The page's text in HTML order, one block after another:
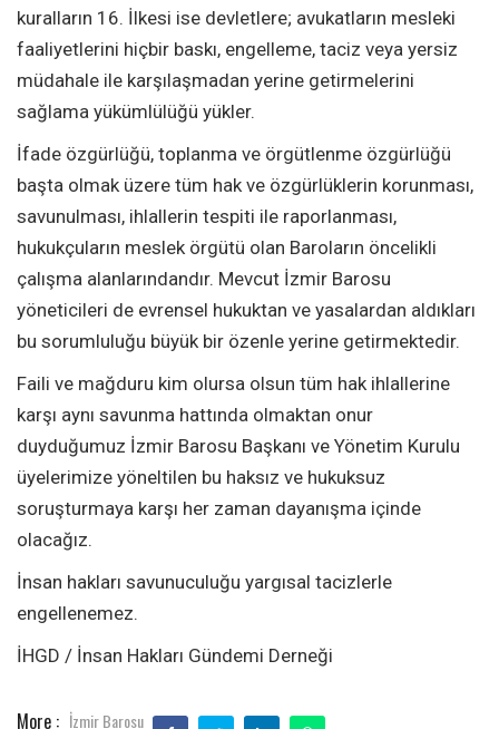
kuralların 16. İlkesi ise devletlere; avukatların mesleki
faaliyetlerini hiçbir baskı, engelleme, taciz veya yersiz
müdahale ile karşılaşmadan yerine getirmelerini
sağlama yükümlülüğü yükler.
İfade özgürlüğü, toplanma ve örgütlenme özgürlüğü
başta olmak üzere tüm hak ve özgürlüklerin korunması,
savunulması, ihlallerin tespiti ile raporlanması,
hukukçuların meslek örgütü olan Baroların öncelikli
çalışma alanlarındandır. Mevcut İzmir Barosu
yöneticileri de evrensel hukuktan ve yasalardan aldıkları
bu sorumluluğu büyük bir özenle yerine getirmektedir.
Faili ve mağduru kim olursa olsun tüm hak ihlallerine
karşı aynı savunma hattında olmaktan onur
duyduğumuz İzmir Barosu Başkanı ve Yönetim Kurulu
üyelerimize yöneltilen bu haksız ve hukuksuz
soruşturmaya karşı her zaman dayanışma içinde
olacağız.
İnsan hakları savunuculuğu yargısal tacizlerle
engellenemez.
İHGD / İnsan Hakları Gündemi Derneği
More : İzmir Barosu